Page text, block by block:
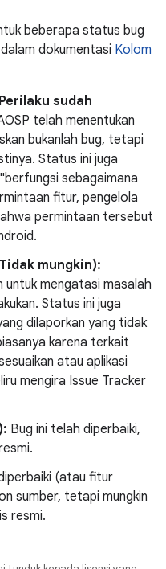
beberapa status bug
dokumentasi Kolom
sudah
telah menentukan
bukanlah bug, tetapi
Status ini juga
sebagaimana
fitur, pengelola
permintaan tersebut
mungkin):
untuk mengatasi masalah
Status ini juga
dilaporkan yang tidak
karena terkait
atau aplikasi
mengira Issue Tracker
Bug ini telah diperbaiki,
(atau fitur
sumber, tetapi mungkin
resmi.